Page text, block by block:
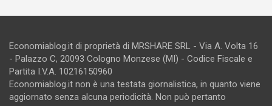
Economiablog.it di proprietà di MRSHARE SRL - Via A. Volta 16
- Palazzo C, 20093 Cologno Monzese (MI) - Codice Fiscale e
Partita I.V.A. 10216150960
Economiablog.it non è una testata giornalistica, in quanto viene
aggiornato senza alcuna periodicità. Non può pertanto